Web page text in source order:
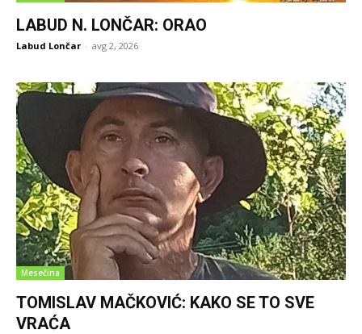
LABUD N. LONČAR: ORAO
Labud Lončar - avg 2, 2026
Mesečina
TOMISLAV MAČKOVIĆ: KAKO SE TO SVE
VRAĆA